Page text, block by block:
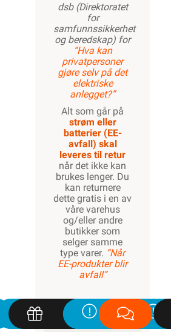
dsb (Direktoratet
for
samfunnssikkerhet
og beredskap) for
“Hva kan
privatpersoner
gjøre selv på det
elektriske
anlegget?”
Alt som går på
strøm eller
batterier (EE-
avfall) skal
leveres til retur
når det ikke kan
brukes lenger. Du
kan returnere
dette gratis i en av
våre varehus
og/eller andre
butikker som
selger samme
type varer. “Når
EE-produkter blir
avfall”